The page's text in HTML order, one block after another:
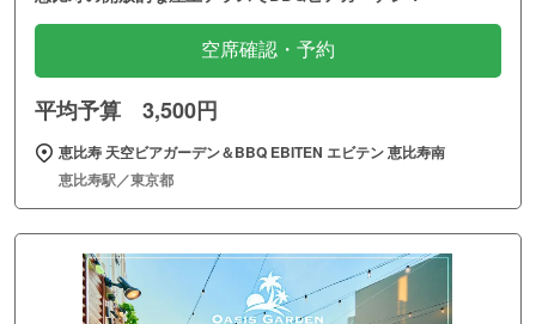
空席確認・予約
平均予算 3,500円
恵比寿 天空ビアガーデン＆BBQ EBITEN エビテン 恵比寿南
恵比寿駅／東京都